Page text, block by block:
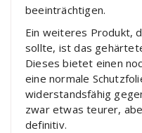
beeinträchtigen.
Ein weiteres Produkt,
sollte, ist das
Dieses bietet einen
eine normale
widerstandsfähig
zwar etwas teurer,
definitiv.